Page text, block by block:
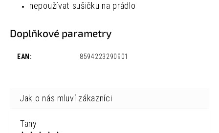
nepoužívat sušičku na prádlo
Doplňkové parametry
EAN : 8594223290901
Tany